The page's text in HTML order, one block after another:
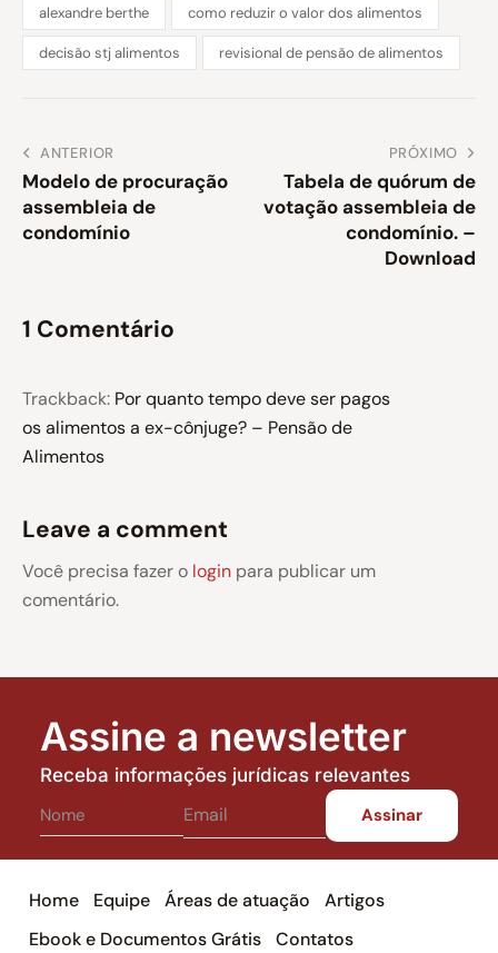
alexandre berthe como reduzir o valor dos alimentos
decisão stj alimentos revisional de pensão de alimentos
ANTERIOR
Modelo de procuração
assembleia de
condomínio
PRÓXIMO
Tabela de quórum de
votação assembleia de
condomínio. –
Download
1 Comentário
Trackback: Por quanto tempo deve ser pagos
os alimentos a ex-cônjuge? – Pensão de
Alimentos
Leave a comment
Você precisa fazer o login para publicar um
comentário.
Assine a newsletter
Receba informações jurídicas relevantes
Home Equipe Áreas de atuação
Artigos
Ebook e Documentos Grátis
Contatos